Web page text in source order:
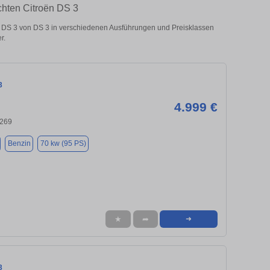
Citroën DS 3
3 von DS 3 in verschiedenen Ausführungen und Preisklassen
4.999 €
Benzin 70 kw (95 PS)
★ ➦ ➜